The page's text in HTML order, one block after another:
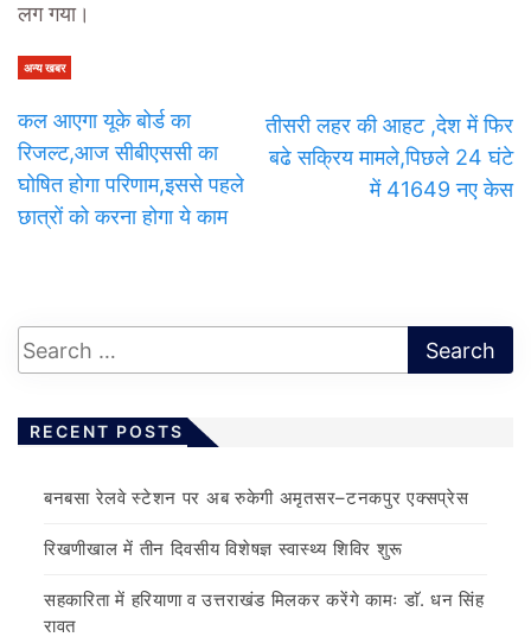
लग गया।
अन्य खबर
कल आएगा यूके बोर्ड का
रिजल्ट,आज सीबीएससी का
घोषित होगा परिणाम,इससे पहले
छात्रों को करना होगा ये काम
तीसरी लहर की आहट ,देश में फिर
बढे सक्रिय मामले,पिछले 24 घंटे
में 41649 नए केस
RECENT POSTS
बनबसा रेलवे स्टेशन पर अब रुकेगी अमृतसर–टनकपुर एक्सप्रेस
रिखणीखाल में तीन दिवसीय विशेषज्ञ स्वास्थ्य शिविर शुरू
सहकारिता में हरियाणा व उत्तराखंड मिलकर करेंगे कामः डाॅ. धन सिंह
रावत